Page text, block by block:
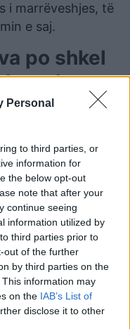
Personal
to third parties, or
information for
the below opt-out
note that after your
continue seeing
information utilized by
third parties prior to
out of the further
by third parties on the
This information may
on the IAB’s List of
disclose it to other
i marrëveshjes, të
e saj.
po shkel
targat
serbëve në
serbë dhe
po
përfaqësuesve
BE-së, pasi
zbatimin e
të parandalojë që
targat dhe në
përshkallëzimi i